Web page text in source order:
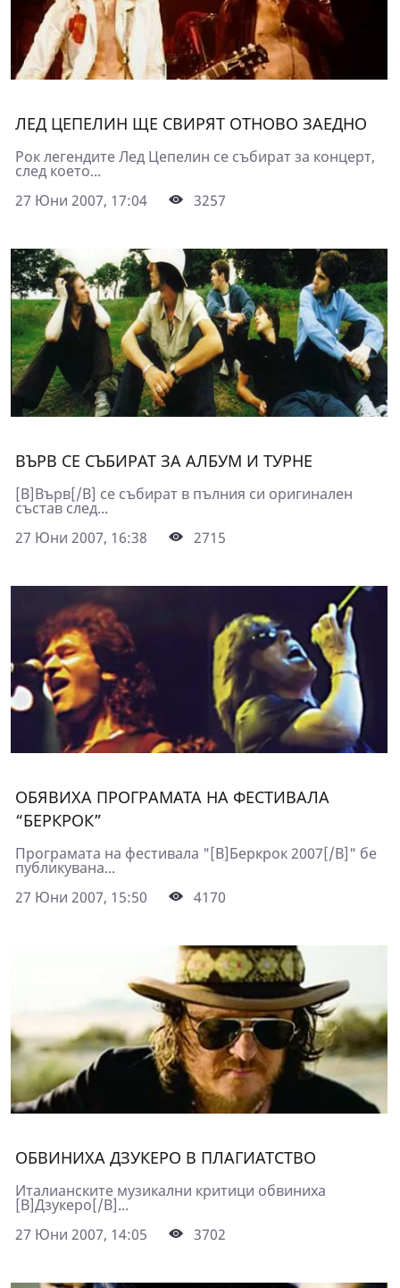
ЛЕД ЦЕПЕЛИН ЩЕ СВИРЯТ ОТНОВО ЗАЕДНО
Рок легендите Лед Цепелин се събират за концерт,
след което...
27 Юни 2007, 17:04
3257
ВЪРВ СЕ СЪБИРАТ ЗА АЛБУМ И ТУРНЕ
[B]Върв[/B] се събират в пълния си оригинален
състав след...
27 Юни 2007, 16:38
2715
ОБЯВИХА ПРОГРАМАТА НА ФЕСТИВАЛА
“БЕРКРОК”
Програмата на фестивала "[B]Беркрок 2007[/B]" бе
публикувана...
27 Юни 2007, 15:50
4170
ОБВИНИХА ДЗУКЕРО В ПЛАГИАТСТВО
Италианските музикални критици обвиниха
[B]Дзукеро[/B]...
27 Юни 2007, 14:05
3702